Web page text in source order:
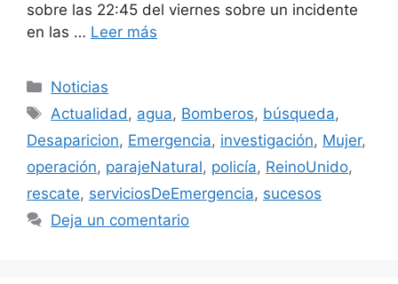
sobre las 22:45 del viernes sobre un incidente
en las … Leer más
Categorías
Noticias
Etiquetas
Actualidad, agua, Bomberos, búsqueda,
Desaparicion, Emergencia, investigación, Mujer,
operación, parajeNatural, policía, ReinoUnido,
rescate, serviciosDeEmergencia, sucesos
Deja un comentario